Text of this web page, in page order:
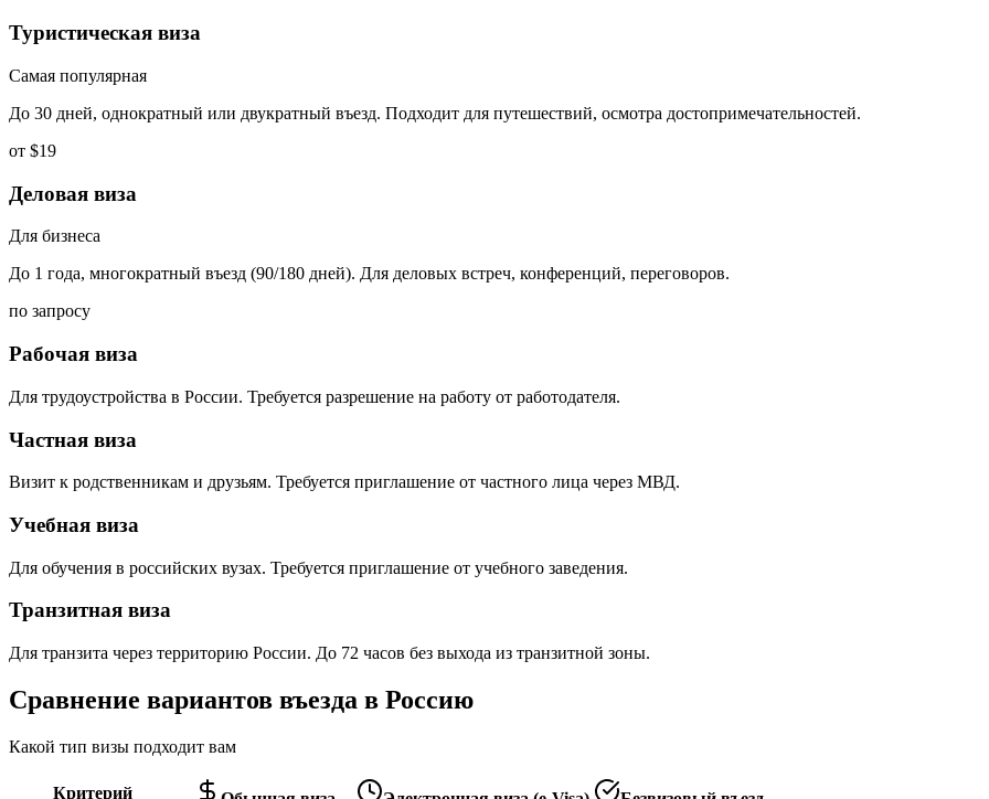
Туристическая виза
Самая популярная
До 30 дней, однократный или двукратный въезд. Подходит для путешествий, осмотра достопримечательностей.
от $19
Деловая виза
Для бизнеса
До 1 года, многократный въезд (90/180 дней). Для деловых встреч, конференций, переговоров.
по запросу
Рабочая виза
Для трудоустройства в России. Требуется разрешение на работу от работодателя.
Частная виза
Визит к родственникам и друзьям. Требуется приглашение от частного лица через МВД.
Учебная виза
Для обучения в российских вузах. Требуется приглашение от учебного заведения.
Транзитная виза
Для транзита через территорию России. До 72 часов без выхода из транзитной зоны.
Сравнение вариантов въезда в Россию
Какой тип визы подходит вам
Критерий